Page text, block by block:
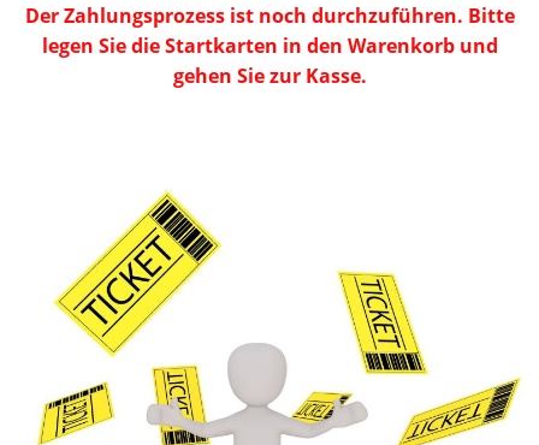
Der Zahlungsprozess ist noch durchzuführen. Bitte
legen Sie die Startkarten in den Warenkorb und
gehen Sie zur Kasse.